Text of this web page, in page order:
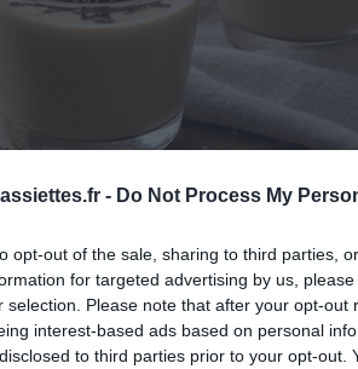
- Do Not Process My
opt-out of the sale, sharing to third parties,
for targeted advertising by us,
selection. Please note that after your opt-out
interest-based ads based on personal
to third parties prior to your opt-out.